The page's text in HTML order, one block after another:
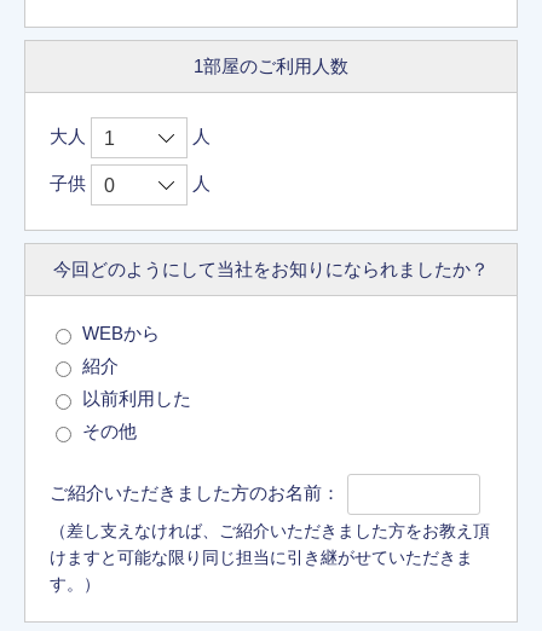
1部屋のご利用人数
大人 人
子供 人
今回どのようにして当社をお知りになられましたか？
WEBから
紹介
以前利用した
その他
ご紹介いただきました方のお名前：
（差し支えなければ、ご紹介いただきました方をお教え頂
けますと可能な限り同じ担当に引き継がせていただきま
す。）